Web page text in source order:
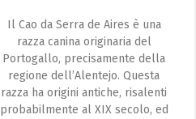
Il Cao da Serra de Aires è una
razza canina originaria del
Portogallo, precisamente della
regione dell’Alentejo. Questa
razza ha origini antiche, risalenti
probabilmente al XIX secolo, ed